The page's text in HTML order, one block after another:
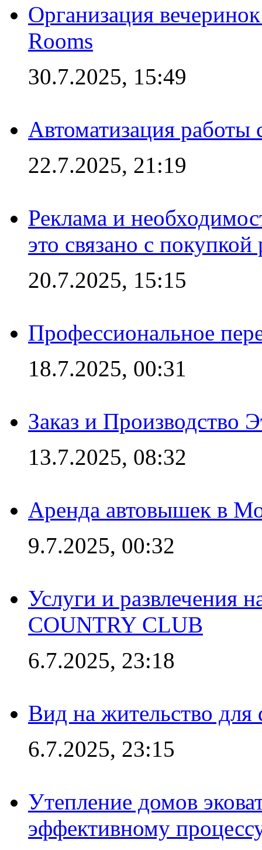
Организация
Rooms
30.7.2025, 15:49
Автоматизация работы
22.7.2025, 21:19
Реклама и
это связано с покупкой
20.7.2025, 15:15
Профессиональное
18.7.2025, 00:31
Заказ и Производство
13.7.2025, 08:32
Аренда автовышек в
9.7.2025, 00:32
Услуги и развлечения
COUNTRY CLUB
6.7.2025, 23:18
Вид на жительство
6.7.2025, 23:15
Утепление домов
эффективному